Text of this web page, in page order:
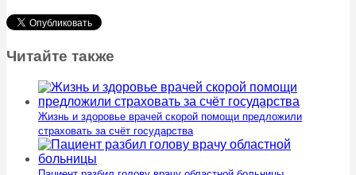
Читайте также
Жизнь и здоровье врачей скорой помощи предложили
страховать за счёт государства